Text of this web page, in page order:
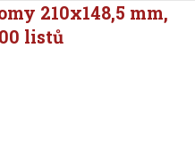
210x148,5 mm,
listů